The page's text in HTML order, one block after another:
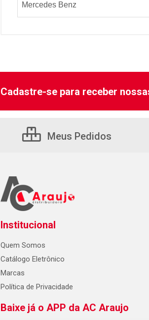
Mercedes Benz
Cadastre-se para receber
Meus Pedidos
Institucional
Quem Somos
Catálogo Eletrônico
Marcas
Política de Privacidade
Baixe já o APP da AC Araujo